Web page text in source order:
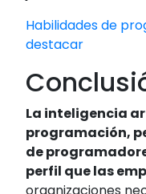
Habilidades de
destacar
La inteligencia
programación,
de
perfil que las